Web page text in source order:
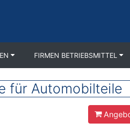
FIRMEN BETRIEBSMITTEL
für Automobilteile